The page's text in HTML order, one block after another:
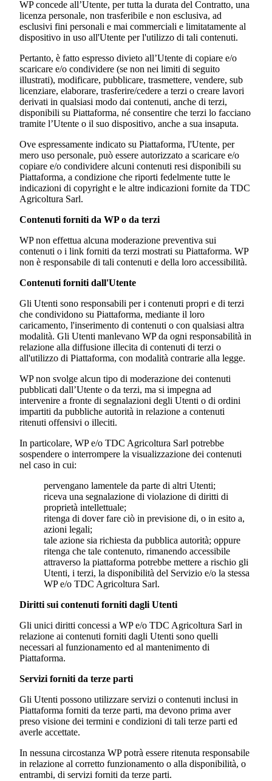
WP concede all’Utente, per tutta la durata del Contratto, una
licenza personale, non trasferibile e non esclusiva, ad
esclusivi fini personali e mai commerciali e limitatamente al
dispositivo in uso all'Utente per l'utilizzo di tali contenuti.
Pertanto, è fatto espresso divieto all’Utente di copiare e/o
scaricare e/o condividere (se non nei limiti di seguito
illustrati), modificare, pubblicare, trasmettere, vendere, sub
licenziare, elaborare, trasferire/cedere a terzi o creare lavori
derivati in qualsiasi modo dai contenuti, anche di terzi,
disponibili su Piattaforma, né consentire che terzi lo facciano
tramite l’Utente o il suo dispositivo, anche a sua insaputa.
Ove espressamente indicato su Piattaforma, l'Utente, per
mero uso personale, può essere autorizzato a scaricare e/o
copiare e/o condividere alcuni contenuti resi disponibili su
Piattaforma, a condizione che riporti fedelmente tutte le
indicazioni di copyright e le altre indicazioni fornite da TDC
Agricoltura Sarl.
Contenuti forniti da WP o da terzi
WP non effettua alcuna moderazione preventiva sui
contenuti o i link forniti da terzi mostrati su Piattaforma. WP
non è responsabile di tali contenuti e della loro accessibilità.
Contenuti forniti dall'Utente
Gli Utenti sono responsabili per i contenuti propri e di terzi
che condividono su Piattaforma, mediante il loro
caricamento, l'inserimento di contenuti o con qualsiasi altra
modalità. Gli Utenti manlevano WP da ogni responsabilità in
relazione alla diffusione illecita di contenuti di terzi o
all'utilizzo di Piattaforma, con modalità contrarie alla legge.
WP non svolge alcun tipo di moderazione dei contenuti
pubblicati dall’Utente o da terzi, ma si impegna ad
intervenire a fronte di segnalazioni degli Utenti o di ordini
impartiti da pubbliche autorità in relazione a contenuti
ritenuti offensivi o illeciti.
In particolare, WP e/o TDC Agricoltura Sarl potrebbe
sospendere o interrompere la visualizzazione dei contenuti
nel caso in cui:
pervengano lamentele da parte di altri Utenti;
riceva una segnalazione di violazione di diritti di
proprietà intellettuale;
ritenga di dover fare ciò in previsione di, o in esito a,
azioni legali;
tale azione sia richiesta da pubblica autorità; oppure
ritenga che tale contenuto, rimanendo accessibile
attraverso la piattaforma potrebbe mettere a rischio gli
Utenti, i terzi, la disponibilità del Servizio e/o la stessa
WP e/o TDC Agricoltura Sarl.
Diritti sui contenuti forniti dagli Utenti
Gli unici diritti concessi a WP e/o TDC Agricoltura Sarl in
relazione ai contenuti forniti dagli Utenti sono quelli
necessari al funzionamento ed al mantenimento di
Piattaforma.
Servizi forniti da terze parti
Gli Utenti possono utilizzare servizi o contenuti inclusi in
Piattaforma forniti da terze parti, ma devono prima aver
preso visione dei termini e condizioni di tali terze parti ed
averle accettate.
In nessuna circostanza WP potrà essere ritenuta responsabile
in relazione al corretto funzionamento o alla disponibilità, o
entrambi, di servizi forniti da terze parti.